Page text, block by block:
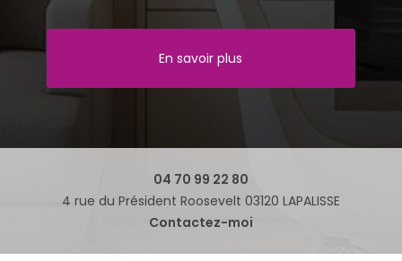
En savoir plus
04 70 99 22 80
4 rue du Président Roosevelt 03120 LAPALISSE
Contactez-moi